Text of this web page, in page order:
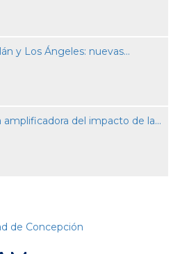
y Los Ángeles: nuevas...
amplificadora del impacto de la...
de Concepción